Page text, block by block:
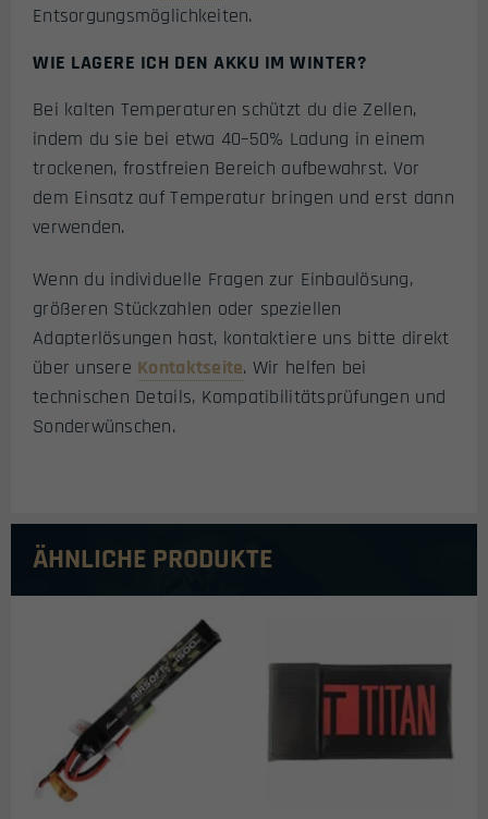
Entsorgungsmöglichkeiten.
WIE LAGERE ICH DEN AKKU IM WINTER?
Bei kalten Temperaturen schützt du die Zellen,
indem du sie bei etwa 40–50% Ladung in einem
trockenen, frostfreien Bereich aufbewahrst. Vor
dem Einsatz auf Temperatur bringen und erst dann
verwenden.
Wenn du individuelle Fragen zur Einbaulösung,
größeren Stückzahlen oder speziellen
Adapterlösungen hast, kontaktiere uns bitte direkt
über unsere Kontaktseite. Wir helfen bei
technischen Details, Kompatibilitätsprüfungen und
Sonderwünschen.
ÄHNLICHE PRODUKTE